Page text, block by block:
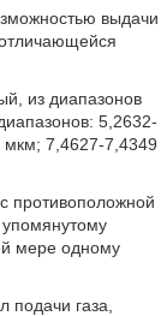
выдачи
из диапазонов
5,2632-
7,4627-7,4349
противоположной
мере одному
подачи газа,